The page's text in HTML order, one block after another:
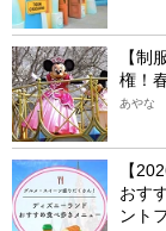
【制
権！
あやな
【
おす
ント